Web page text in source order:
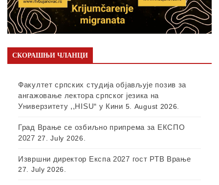
СКОРАШЊИ ЧЛАНЦИ
Факултет српских студија објављује позив за
ангажовање лектора српског језика на
Универзитету ,,HISU“ у Кини 5. August 2026.
Град Врање се озбиљно припрема за ЕКСПО
2027 27. July 2026.
Извршни директор Експа 2027 гост РТВ Врање
27. July 2026.